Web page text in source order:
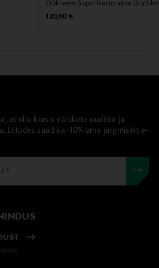
reisikruus, roostevaba
Öökreem Super Restorative Dry
Original Price
120,00 €
et olla kursis värskete uudiste ja
Liitudes saad ka -10% oma järgmiselt e-